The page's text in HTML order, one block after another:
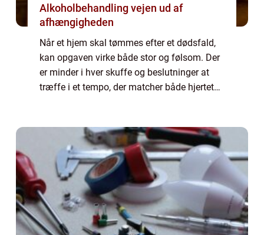
Alkoholbehandling vejen ud af
afhængigheden
Når et hjem skal tømmes efter et dødsfald,
kan opgaven virke både stor og følsom. Der
er minder i hver skuffe og beslutninger at
træffe i et tempo, der matcher både hjertet